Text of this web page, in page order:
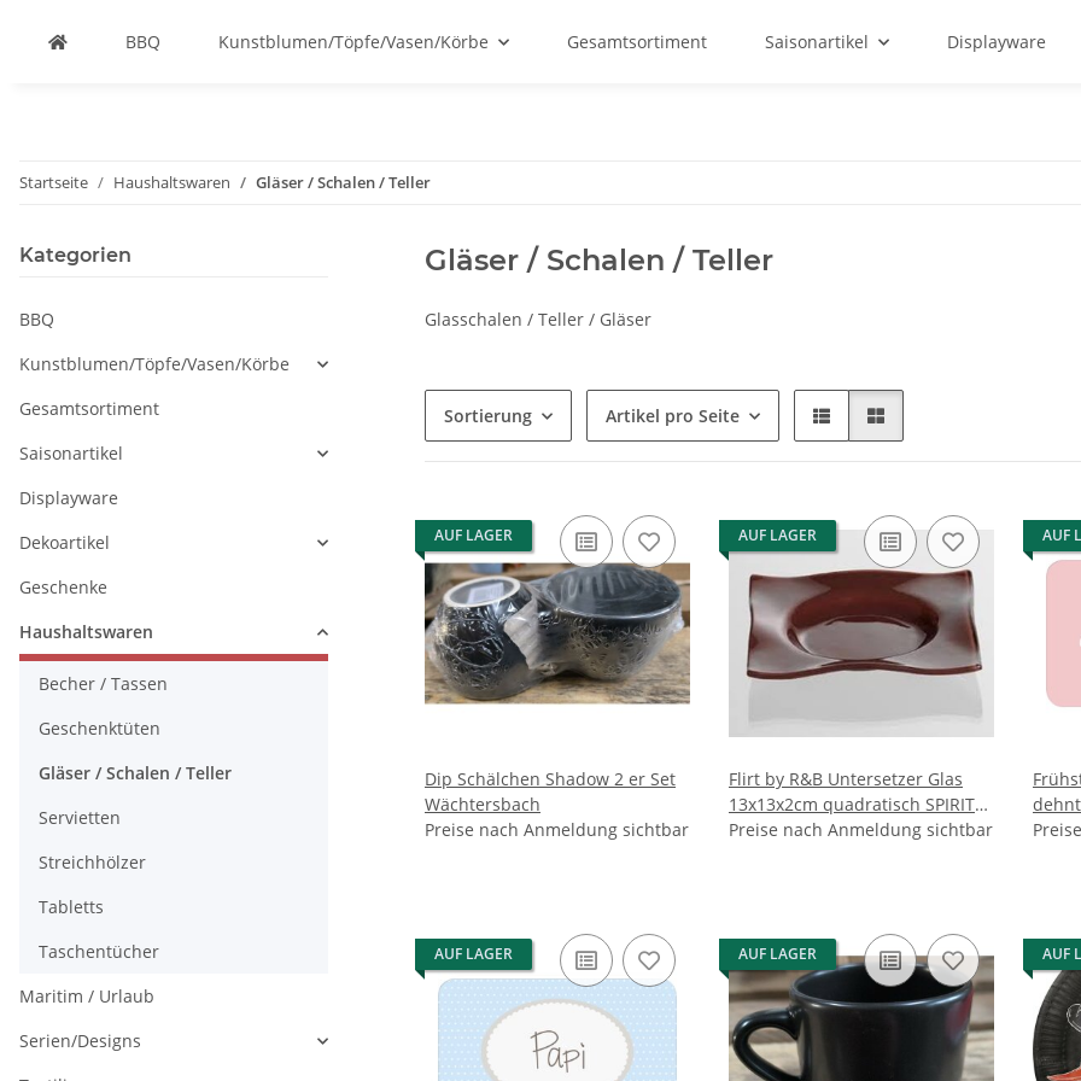
BBQ Kunstblumen/Töpfe/Vasen/Körbe Gesamtsortiment Saisonartikel Displayware
Startseite Haushaltswaren Gläser / Schalen / Teller
Gläser / Schalen / Teller
Glasschalen / Teller / Gläser
Sortierung Artikel pro Seite
AUF LAGER
Dip Schälchen Shadow 2 er Set
Wächtersbach
Preise nach Anmeldung sichtbar
AUF LAGER
Flirt by R&B Untersetzer Glas
13x13x2cm quadratisch SPIRIT
braun
Preise nach Anmeldung sichtbar
AUF
nicht dick
der
AUF LAGER AUF LAGER AUF
Kategorien
BBQ
Kunstblumen/Töpfe/Vasen/Körbe
Gesamtsortiment
Saisonartikel
Displayware
Dekoartikel
Geschenke
Haushaltswaren
Becher / Tassen
Geschenktüten
Gläser / Schalen / Teller
Servietten
Streichhölzer
Tabletts
Taschentücher
Maritim / Urlaub
Serien/Designs